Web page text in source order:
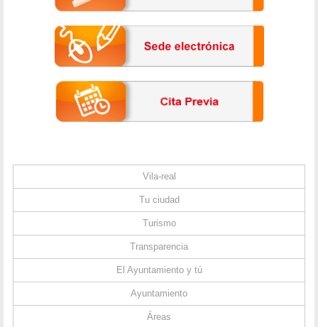
Vila-real
Tu ciudad
Turismo
Transparencia
El Ayuntamiento y tú
Ayuntamiento
Áreas